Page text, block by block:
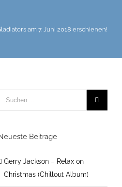
am 7. Juni 2018 erschienen!
Beiträge
Gerry Jackson – Relax on
Christmas (Chillout Album)